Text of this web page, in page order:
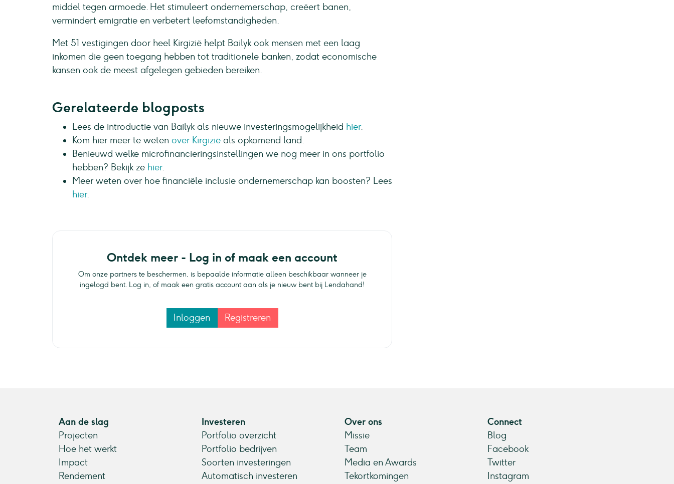
middel tegen armoede. Het stimuleert ondernemerschap, creëert banen,
vermindert emigratie en verbetert leefomstandigheden.
Met 51 vestigingen door heel Kirgizië helpt Bailyk ook mensen met een laag
inkomen die geen toegang hebben tot traditionele banken, zodat economische
kansen ook de meest afgelegen gebieden bereiken.
Gerelateerde blogposts
Lees de introductie van Bailyk als nieuwe investeringsmogelijkheid hier.
Kom hier meer te weten over Kirgizië als opkomend land.
Benieuwd welke microfinancieringsinstellingen we nog meer in ons portfolio
hebben? Bekijk ze hier.
Meer weten over hoe financiële inclusie ondernemerschap kan boosten? Lees
hier.
Ontdek meer - Log in of maak een account
Om onze partners te beschermen, is bepaalde informatie alleen beschikbaar wanneer je
ingelogd bent. Log in, of maak een gratis account aan als je nieuw bent bij Lendahand!
Inloggen Registreren
Aan de slag
Projecten
Hoe het werkt
Impact
Rendement
Investeren
Portfolio overzicht
Portfolio bedrijven
Soorten investeringen
Automatisch investeren
Over ons
Missie
Team
Media en Awards
Tekortkomingen
Connect
Blog
Facebook
Twitter
Instagram